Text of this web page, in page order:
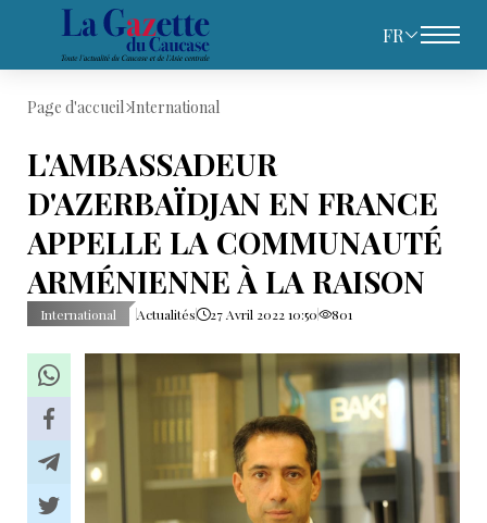
FR
Page d'accueil International
L'AMBASSADEUR
D'AZERBAÏDJAN EN FRANCE
APPELLE LA COMMUNAUTÉ
ARMÉNIENNE À LA RAISON
International Actualités 27 Avril 2022 10:50 801